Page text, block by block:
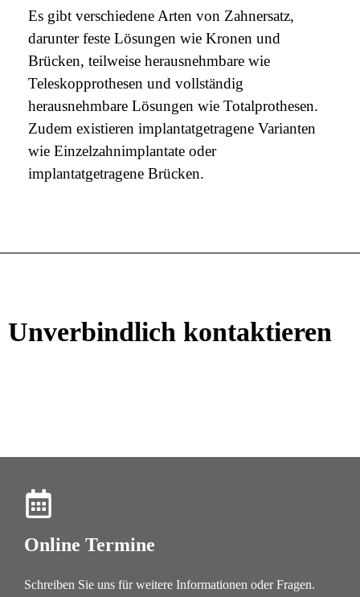
Es gibt verschiedene Arten von Zahnersatz,
darunter feste Lösungen wie Kronen und
Brücken, teilweise herausnehmbare wie
Teleskopprothesen und vollständig
herausnehmbare Lösungen wie Totalprothesen.
Zudem existieren implantatgetragene Varianten
wie Einzelzahnimplantate oder
implantatgetragene Brücken.
Unverbindlich kontaktieren
Online Termine
Schreiben Sie uns für weitere Informationen oder Fragen.